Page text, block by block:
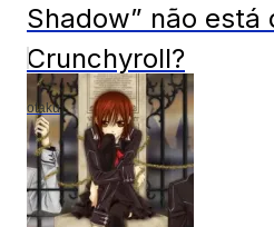
Shadow” não está
Crunchyroll?
otaku